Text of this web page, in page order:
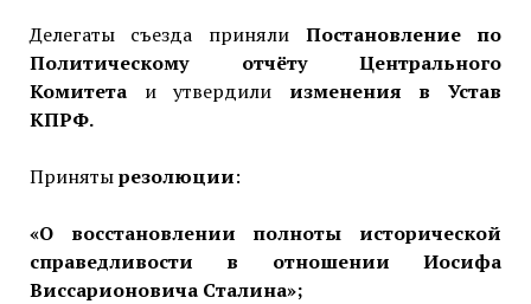
Делегаты съезда приняли Постановление по
Политическому отчёту Центрального
Комитета и утвердили изменения в Устав
КПРФ.
Принятырезолюции:
«О восстановлении полноты исторической
справедливости в отношении Иосифа
Виссарионовича Сталина»;